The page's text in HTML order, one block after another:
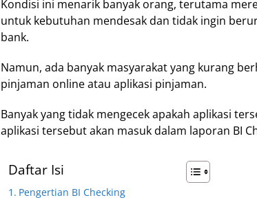
Kondisi ini menarik banyak orang, terutama
untuk kebutuhan mendesak dan tidak ingin
bank.
Namun, ada banyak masyarakat yang kurang
pinjaman online atau aplikasi pinjaman.
Banyak yang tidak mengecek apakah aplikasi
aplikasi tersebut akan masuk dalam laporan BI
Daftar Isi
Pengertian BI Checking